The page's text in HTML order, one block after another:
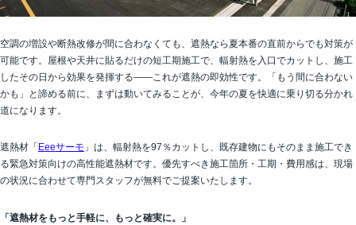
空調の増設や断熱改修が間に合わなくても、遮熱なら夏本番の直前からでも対策が
可能です。屋根や天井に貼るだけの短工期施工で、輻射熱を入口でカットし、施工
したその日から効果を発揮する——これが遮熱の即効性です。「もう間に合わない
かも」と諦める前に、まずは動いてみることが、今年の夏を快適に乗り切る分かれ
道になります。
遮熱材「 Eeeサーモ 」は、輻射熱を97％カットし、既存建物にもそのまま施工でき
る緊急対策向けの高性能遮熱材です。優先すべき施工箇所・工期・費用感は、現場
の状況に合わせて専門スタッフが無料でご提案いたします。
「遮熱材をもっと手軽に、もっと確実に。」